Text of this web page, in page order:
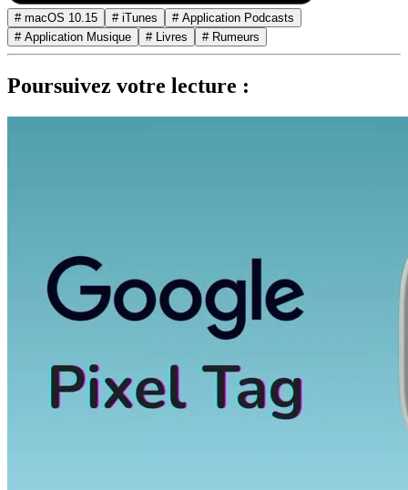
# macOS 10.15 # iTunes
# Application Podcasts
# Application Musique
# Livres # Rumeurs
Poursuivez votre lecture :